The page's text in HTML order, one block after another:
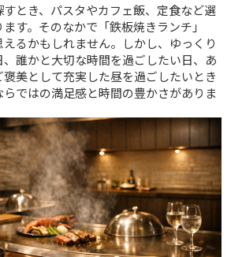
とき、パスタやカフェ飯、定食など選
す。そのなかで「鉄板焼きランチ」
るかもしれません。しかし、ゆっくり
、誰かと大切な時間を過ごしたい日、あ
美として充実した昼を過ごしたいとき
ではの満足感と時間の豊かさがありま